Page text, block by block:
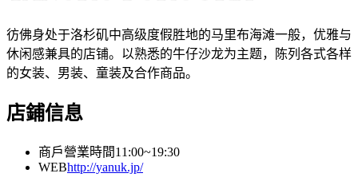
彷佛身处于洛杉矶中高级度假胜地的马里布海滩一般，优雅与
休闲感兼具的店铺。以熟悉的牛仔沙龙为主题，陈列各式各样
的女装、男装、童装及合作商品。
店鋪信息
商戶營業時間11:00~19:30
WEBhttp://yanuk.jp/